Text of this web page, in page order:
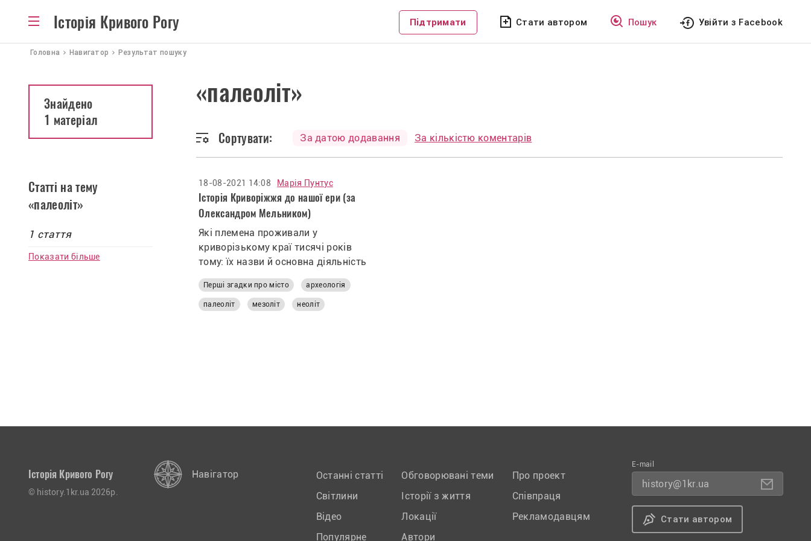
Історія Кривого Рогу Підтримати Стати автором Пошук Увійти з Facebook
Головна Навигатор Результат пошуку
«палеоліт»
Сортувати: За датою додавання За кількістю коментарів
Знайдено
1 матеріал
Статті на тему
«палеоліт»
1 стаття
Показати більше
18-08-2021 14:08 Марія Пунтус
Історія Криворіжжя до нашої ери (за
Олександром Мельником)
Які племена проживали у
криворізькому краї тисячі років
тому: їх назви й основна діяльність
Перші згадки про місто археологія
палеоліт мезоліт неоліт
Історія Кривого Рогу
© history.1kr.ua 2026р.
Навігатор
Останні статті
Світлини
Відео
Популярне
Обговорювані теми
Історії з життя
Локації
Автори
Про проект
Співпраця
Рекламодавцям
E-mail
history@1kr.ua
Стати автором